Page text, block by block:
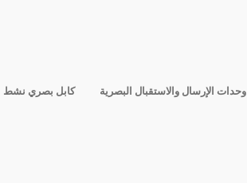
وحدات الإرسال والاستقبال البصرية كابل بصري نشط